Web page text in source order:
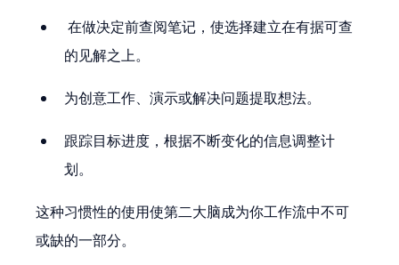
在做决定前查阅笔记，使选择建立在有据可查
的见解之上。
为创意工作、演示或解决问题提取想法。
跟踪目标进度，根据不断变化的信息调整计
划。
这种习惯性的使用使第二大脑成为你工作流中不可
或缺的一部分。